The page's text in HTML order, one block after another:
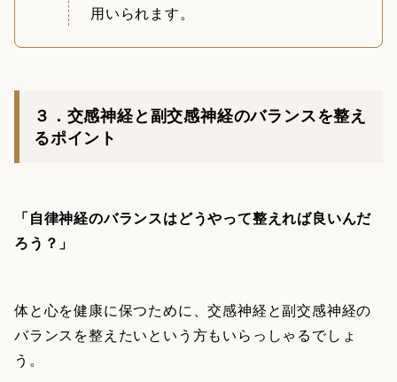
用いられます。
３．交感神経と副交感神経のバランスを整え
るポイント
「自律神経のバランスはどうやって整えれば良いんだ
ろう？」
体と心を健康に保つために、交感神経と副交感神経の
バランスを整えたいという方もいらっしゃるでしょ
う。